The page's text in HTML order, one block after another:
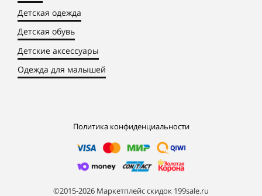
Детская одежда
Детская обувь
Детские аксессуары
Одежда для малышей
Политика конфиденциальности
©2015-2026 Маркетплейс скидок 199sale.ru